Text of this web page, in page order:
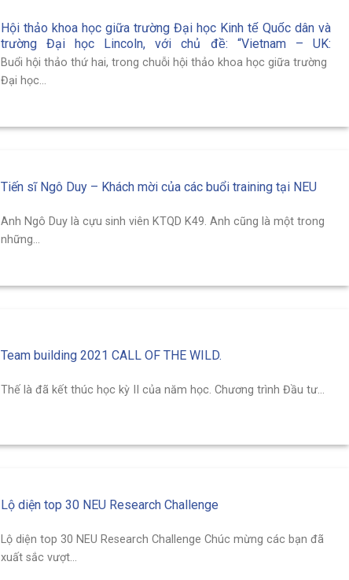
Hội thảo khoa học giữa trường Đại học Kinh tế Quốc dân và
trường Đại học Lincoln, với chủ đề: “Vietnam – UK:
Investment Opportunities for Foreign Investors in
Securities Market”
Buổi hội thảo thứ hai, trong chuỗi hội thảo khoa học giữa trường
Đại học...
Tiến sĩ Ngô Duy – Khách mời của các buổi training tại NEU
Anh Ngô Duy là cựu sinh viên KTQD K49. Anh cũng là một trong
những...
Team building 2021 CALL OF THE WILD.
Thế là đã kết thúc học kỳ II của năm học. Chương trình Đầu tư...
Lộ diện top 30 NEU Research Challenge
Lộ diện top 30 NEU Research Challenge Chúc mừng các bạn đã
xuất sắc vượt...